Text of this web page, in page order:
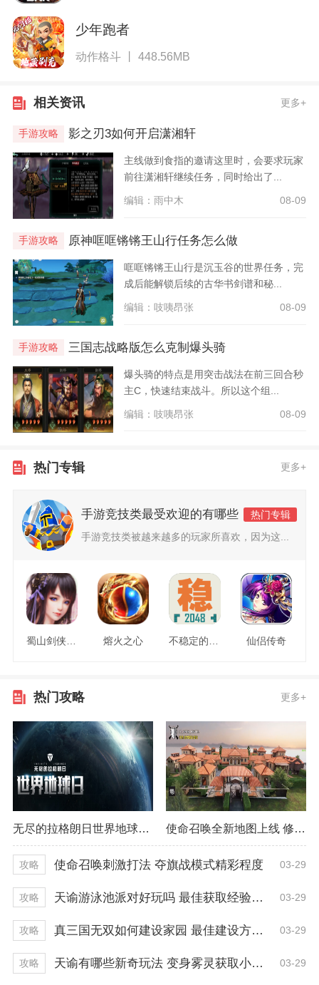
少年跑者
动作格斗 丨 448.56MB
相关资讯 更多+
手游攻略 影之刃3如何开启潇湘轩
主线做到食指的邀请这里时，会要求玩家
前往潇湘轩继续任务，同时给出了...
编辑：雨中木 08-09
手游攻略 原神哐哐锵锵王山行任务怎么做
哐哐锵锵王山行是沉玉谷的世界任务，完
成后能解锁后续的古华书剑谱和秘...
编辑：吱咦昂张 08-09
手游攻略 三国志战略版怎么克制爆头骑
爆头骑的特点是用突击战法在前三回合秒
主C，快速结束战斗。所以这个组...
编辑：吱咦昂张 08-09
热门专辑 更多+
手游竞技类最受欢迎的有哪些
热门专辑
手游竞技类被越来越多的玩家所喜欢，因为这...
蜀山剑侠情缘 熔火之心 不稳定的2048 仙侣传奇
热门攻略 更多+
无尽的拉格朗日世界地球日活动 早已开启一周！ 使命召唤全新地图上线 修道院详细打法
攻略 使命召唤刺激打法 夺旗战模式精彩程度 03-29
攻略 天谕游泳池派对好玩吗 最佳获取经验技巧 03-29
攻略 真三国无双如何建设家园 最佳建设方式推荐 03-29
攻略 天谕有哪些新奇玩法 变身雾灵获取小技巧 03-29